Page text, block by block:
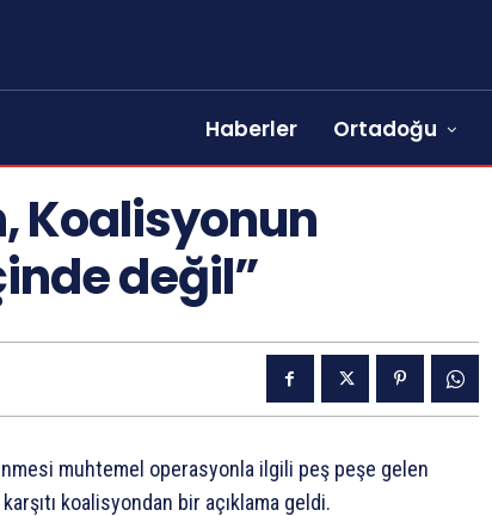
Haberler Ortadoğu
Koalisyonun
değil”
muhtemel operasyonla ilgili peş peşe gelen
koalisyondan bir açıklama geldi.